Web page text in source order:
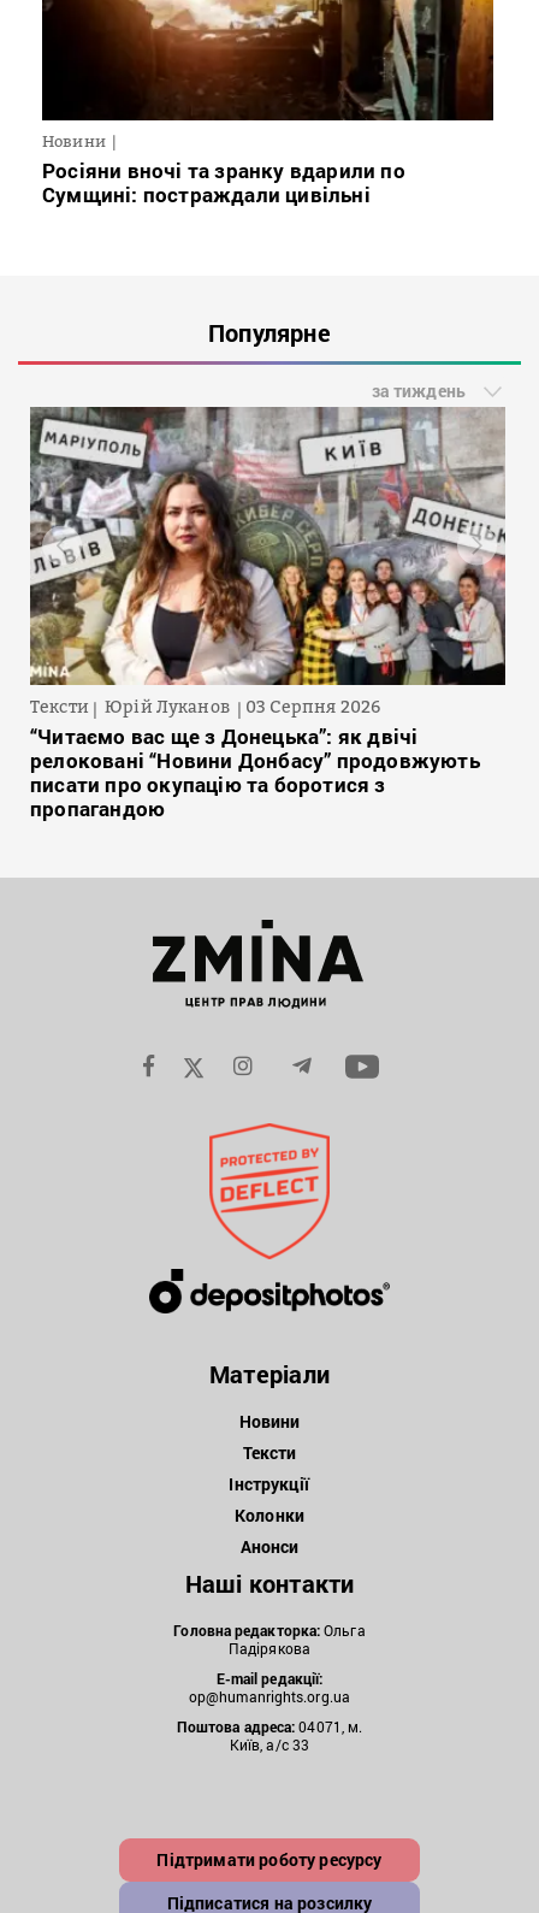
Новини
Росіяни вночі та зранку вдарили по
Сумщині: постраждали цивільні
Популярне
за тиждень
Тексти Юрій Луканов 03 Серпня 2026
“Читаємо вас ще з Донецька”: як двічі
релоковані “Новини Донбасу” продовжують
писати про окупацію та боротися з
пропагандою
Матеріали
Новини
Тексти
Інструкції
Колонки
Анонси
Наші контакти
Головна редакторка:Ольга
Падірякова
E-mail редакції:
op@humanrights.org.ua
Поштова адреса:04071, м.
Київ, а/с 33
Підтримати роботу ресурсу
Підписатися на розсилку